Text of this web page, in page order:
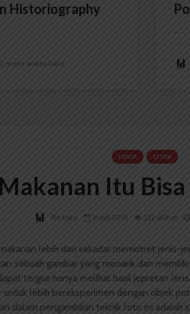
Historiography
2 menit waktu baca
...
LENSA LENSA
Makanan Itu
Redaksi 21 Juli 2018 222 dilihat
lebih dari sekadar memotret jenis-
sebuah gambar yang menarik dan
tergiur hanya melihat hasil jepretan
lebih bereksperimen dengan objek
dalam pengambilan teknik foto ini adalah